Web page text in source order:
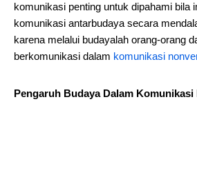
komunikasi penting untuk dipahami bila
komunikasi antarbudaya secara
karena melalui budayalah orang-orang
berkomunikasi dalam komunikasi
Pengaruh Budaya Dalam Komunikasi